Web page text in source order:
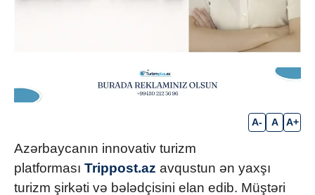
A- A A+
Azərbaycanın innovativ turizm
platforması Trippost.az avqustun ən yaxşı
turizm şirkəti və bələdçisini elan edib. Müştəri